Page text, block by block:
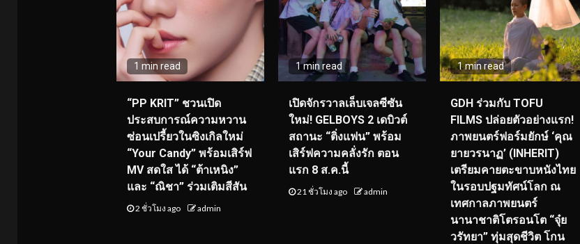
1 min read
“PP KRIT” ชวนเปิด
ประสบการณ์ความหวาน
ซ่อนเปรี้ยวในซิงเกิลใหม่
“Your Candy” พร้อมเสิร์ฟ
MV สดใส ได้ “ต้าเหนิง”
และ “ณิชา” ร่วมเติมสีสัน
2 ชั่วโมง ago admin
1 min read
เปิดจักรวาลเล็บเจลซีซัน
ใหม่! GELBOYS 2 เดบิวต์
สถานะ “ติ่งแฟน” พร้อม
เสิร์ฟความคลั่งรัก ตอน
แรก 8 ส.ค.นี้
21 ชั่วโมง ago admin
1 min read
GDH ร่วมกับ TOFU
FILMS ปล่อยตัวอย่างแรก!
ภาพยนตร์ฟอร์มยักษ์ ‘คุณ
ยายวรนาฏ’ (INHERIT)
เตรียมคายตะขาบหนังไทย
ในรอบปฐมทัศน์โลก ณ
เทศกาลภาพยนตร์
นานาชาติโตรอนโต “จุ๋ย
วรัทยา” ทุ่มสุดชีวิต โกน